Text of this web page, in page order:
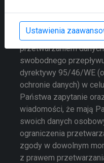
zgodnie z
i Rady (UE) 2016/679
sprawie ochrony osób
przetwarzaniem
swobodnego
dyrektywy 95/46/WE
ochronie danych) w
Państwa zapytanie
wiadomości, że mają
swoich danych
ograniczenia
zgody w dowolnym
z prawem
Ustawienia